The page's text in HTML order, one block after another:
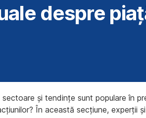
despre
sectoare și tendințe sunt populare în
În această secțiune, experții